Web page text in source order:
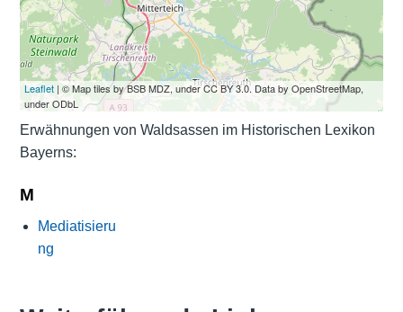
Leaflet| © Map tiles by BSB MDZ, under CC BY 3.0. Data by OpenStreetMap,
under ODbL
Erwähnungen von Waldsassen im Historischen Lexikon
Bayerns:
M
Mediatisieru
ng